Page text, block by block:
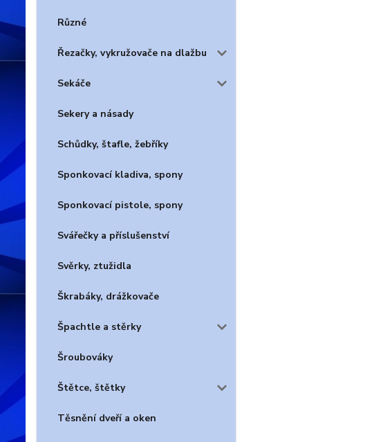
Různé
Řezačky, vykružovače na dlažbu
Sekáče
Sekery a násady
Schůdky, štafle, žebříky
Sponkovací kladiva, spony
Sponkovací pistole, spony
Svářečky a příslušenství
Svěrky, ztužidla
Škrabáky, drážkovače
Špachtle a stěrky
Šroubováky
Štětce, štětky
Těsnění dveří a oken